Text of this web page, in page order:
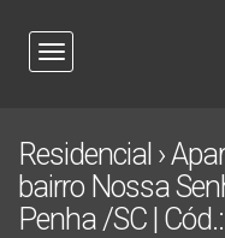
Residencial ›
bairro Nossa
Penha /SC |